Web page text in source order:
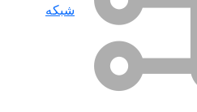
شبکه